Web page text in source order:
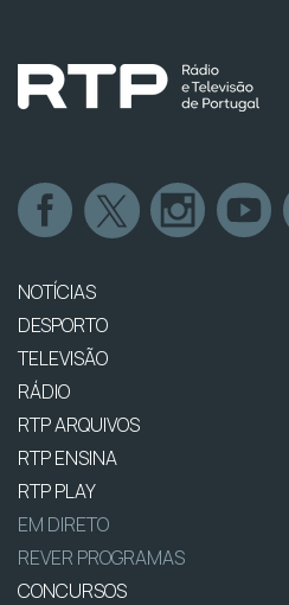
NOTÍCIAS
DESPORTO
TELEVISÃO
RÁDIO
RTP ARQUIVOS
RTP ENSINA
RTP PLAY
EM DIRETO
REVER PROGRAMAS
CONCURSOS